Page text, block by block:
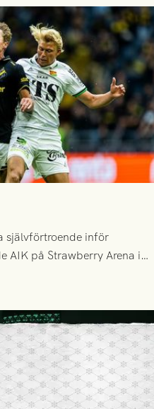
Valur och HŠK Zrinjski
självförtroende inför
AIK på Strawberry Arena i
i första halvlek av